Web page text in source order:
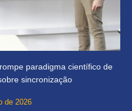
paradigma científico de
sincronização
de 2026